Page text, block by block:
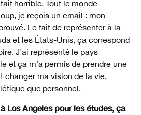
horrible. Tout le monde
je reçois un email : mon
Le fait de représenter à la
et les États-Unis, ça correspond
J'ai représenté le pays
et ça m'a permis de prendre une
changer ma vision de la vie,
que personnel.
Los Angeles pour les études, ça